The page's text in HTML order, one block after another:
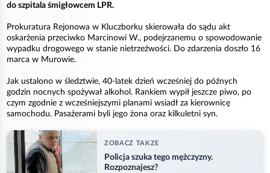
do szpitala śmigłowcem LPR.
Prokuratura Rejonowa w Kluczborku skierowała do sądu akt
oskarżenia przeciwko Marcinowi W., podejrzanemu o spowodowanie
wypadku drogowego w stanie nietrzeźwości. Do zdarzenia doszło 16
marca w Murowie.
Jak ustalono w śledztwie, 40-latek dzień wcześniej do późnych
godzin nocnych spożywał alkohol. Rankiem wypił jeszcze piwo, po
czym zgodnie z wcześniejszymi planami wsiadł za kierownicę
samochodu. Pasażerami byli jego żona oraz kilkuletni syn.
ZOBACZ TAKZE
Policja szuka tego mężczyzny.
Rozpoznajesz?